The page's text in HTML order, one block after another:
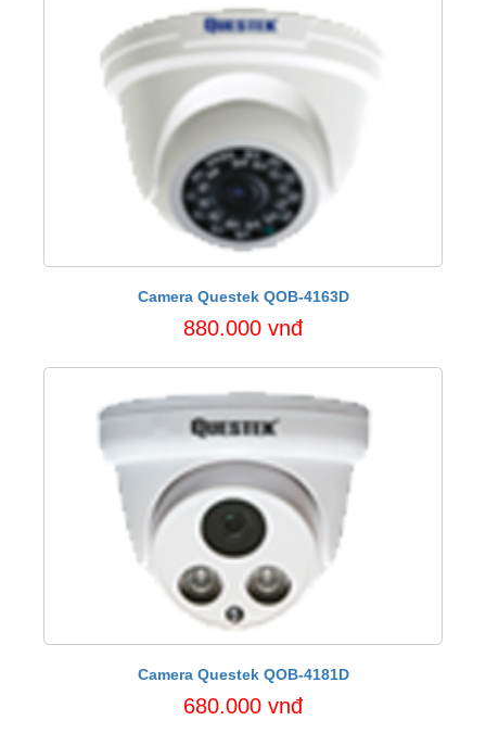
Camera Questek QOB-4163D
880.000 vnđ
Camera Questek QOB-4181D
680.000 vnđ